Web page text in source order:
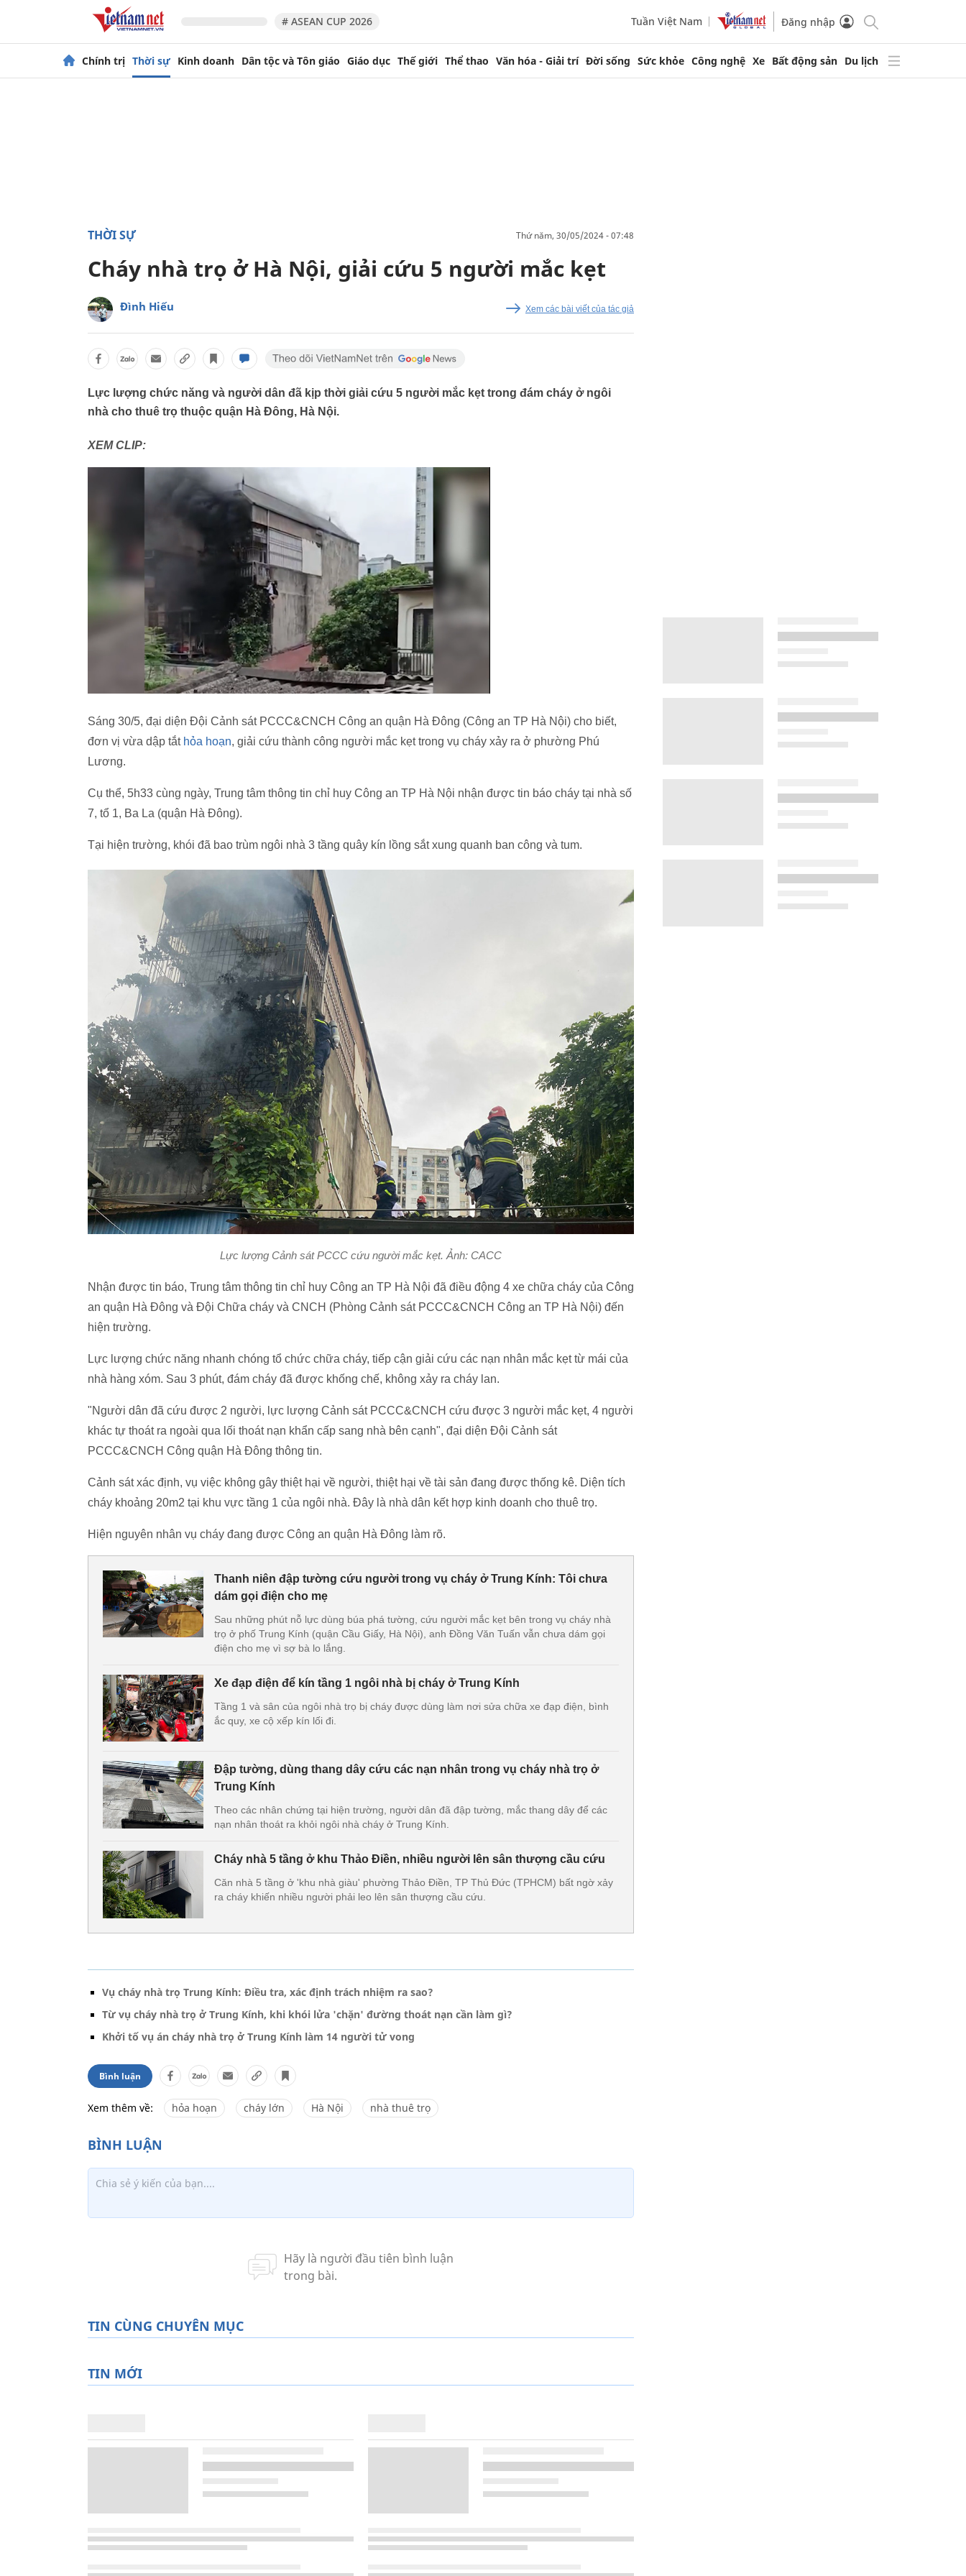
# ASEAN CUP 2026 Tuần Việt Nam Đăng nhập
Chính trị Thời sự Kinh doanh Dân tộc và Tôn giáo Giáo dục Thế giới Thể thao Văn hóa - Giải trí Đời sống Sức khỏe Công nghệ Xe Bất động sản Du lịch
THỜI SỰ thứ năm, 30/05/2024 - 07:48
Cháy nhà trọ ở Hà Nội, giải cứu 5 người mắc kẹt
Đình Hiếu Xem các bài viết của tác giả
Lực lượng chức năng và người dân đã kịp thời giải cứu 5 người mắc kẹt trong đám cháy ở ngôi
nhà cho thuê trọ thuộc quận Hà Đông, Hà Nội.
XEM CLIP:
Sáng 30/5, đại diện Đội Cảnh sát PCCC&CNCH Công an quận Hà Đông (Công an TP Hà Nội) cho biết,
đơn vị vừa dập tắt hỏa hoạn, giải cứu thành công người mắc kẹt trong vụ cháy xảy ra ở phường Phú
Lương.
Cụ thể, 5h33 cùng ngày, Trung tâm thông tin chỉ huy Công an TP Hà Nội nhận được tin báo cháy tại nhà số
7, tổ 1, Ba La (quận Hà Đông).
Tại hiện trường, khói đã bao trùm ngôi nhà 3 tầng quây kín lồng sắt xung quanh ban công và tum.
Lực lượng Cảnh sát PCCC cứu người mắc kẹt. Ảnh: CACC
Nhận được tin báo, Trung tâm thông tin chỉ huy Công an TP Hà Nội đã điều động 4 xe chữa cháy của Công
an quận Hà Đông và Đội Chữa cháy và CNCH (Phòng Cảnh sát PCCC&CNCH Công an TP Hà Nội) đến
hiện trường.
Lực lượng chức năng nhanh chóng tổ chức chữa cháy, tiếp cận giải cứu các nạn nhân mắc kẹt từ mái của
nhà hàng xóm. Sau 3 phút, đám cháy đã được khống chế, không xảy ra cháy lan.
"Người dân đã cứu được 2 người, lực lượng Cảnh sát PCCC&CNCH cứu được 3 người mắc kẹt, 4 người
khác tự thoát ra ngoài qua lối thoát nạn khẩn cấp sang nhà bên cạnh", đại diện Đội Cảnh sát
PCCC&CNCH Công quận Hà Đông thông tin.
Cảnh sát xác định, vụ việc không gây thiệt hại về người, thiệt hại về tài sản đang được thống kê. Diện tích
cháy khoảng 20m2 tại khu vực tầng 1 của ngôi nhà. Đây là nhà dân kết hợp kinh doanh cho thuê trọ.
Hiện nguyên nhân vụ cháy đang được Công an quận Hà Đông làm rõ.
Thanh niên đập tường cứu người trong vụ cháy ở Trung Kính: Tôi chưa
dám gọi điện cho mẹ
Sau những phút nỗ lực dùng búa phá tường, cứu người mắc kẹt bên trong vụ cháy nhà
trọ ở phố Trung Kính (quận Cầu Giấy, Hà Nội), anh Đồng Văn Tuấn vẫn chưa dám gọi
điện cho mẹ vì sợ bà lo lắng.
Xe đạp điện để kín tầng 1 ngôi nhà bị cháy ở Trung Kính
Tầng 1 và sân của ngôi nhà trọ bị cháy được dùng làm nơi sửa chữa xe đạp điện, bình
ắc quy, xe cộ xếp kín lối đi.
Đập tường, dùng thang dây cứu các nạn nhân trong vụ cháy nhà trọ ở
Trung Kính
Theo các nhân chứng tại hiện trường, người dân đã đập tường, mắc thang dây để các
nạn nhân thoát ra khỏi ngôi nhà cháy ở Trung Kính.
Cháy nhà 5 tầng ở khu Thảo Điền, nhiều người lên sân thượng cầu cứu
Căn nhà 5 tầng ở 'khu nhà giàu' phường Thảo Điền, TP Thủ Đức (TPHCM) bất ngờ xảy
ra cháy khiến nhiều người phải leo lên sân thượng cầu cứu.
Vụ cháy nhà trọ Trung Kính: Điều tra, xác định trách nhiệm ra sao?
Từ vụ cháy nhà trọ ở Trung Kính, khi khói lửa 'chặn' đường thoát nạn cần làm gì?
Khởi tố vụ án cháy nhà trọ ở Trung Kính làm 14 người tử vong
Bình luận
Xem thêm về: hỏa hoạn cháy lớn Hà Nội nhà thuê trọ
TIN CÙNG CHUYÊN MỤC
TIN MỚI